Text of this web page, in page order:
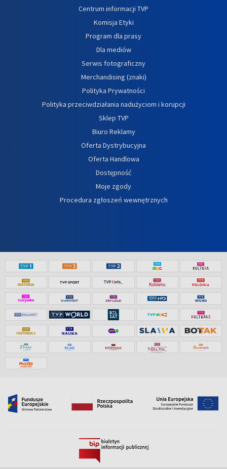
Centrum informacji TVP
Komisja Etyki
Program dla prasy
Dla mediów
Serwis fotograficzny
Merchandising (znaki)
Polityka Prywatności
Polityka przeciwdziałania nadużyciom i korupcji
Sklep TVP
Biuro Reklamy
Oferta Dystrybucyjna
Oferta Handlowa
Dostępność
Moje zgody
Procedura zgłoszeń wewnętrznych